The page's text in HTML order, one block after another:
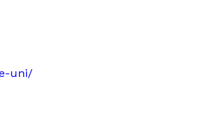
uni/